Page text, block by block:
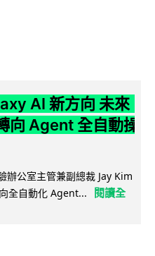
AI 新方向 未來
向 Agent 全自動操
公室主管兼副總裁 Jay Kim
全自動化 Agent...
閱讀全